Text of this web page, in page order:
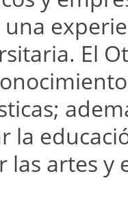
El
la
las artes